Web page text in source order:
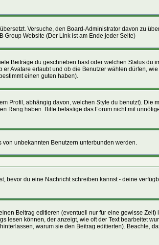
Versuche, den Board-Administrator davon zu
Group Website (Der Link ist am Ende jeder Seite)
Beiträge du geschrieben hast oder welchen Status du
Avatare erlaubt und ob die Benutzer wählen dürfen,
einen guten haben).
Profil, abhängig davon, welchen Style du benutzt). Die
Rang haben. Bitte belästige das Forum nicht mit
von unbekannten Benutzern unterbunden werden.
bevor du eine Nachricht schreiben kannst - deine
Beitrag editieren (eventuell nur für eine gewisse Zeit)
lesen können, der anzeigt, wie oft der Text bearbeitet
warum sie den Beitrag editierten). Beachte,